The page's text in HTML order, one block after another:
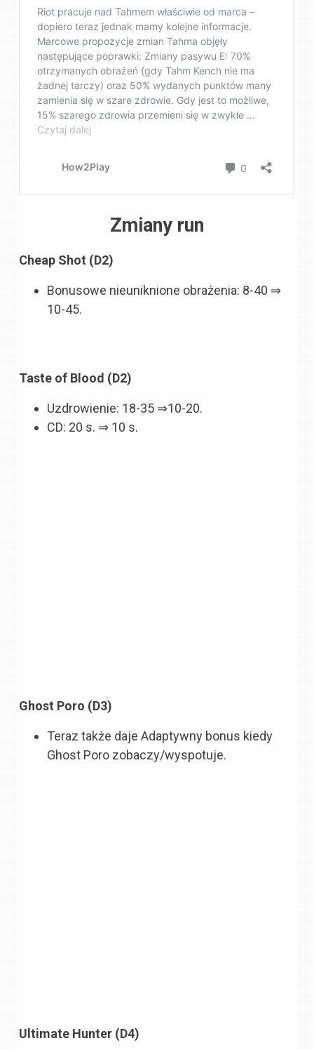
Zmiany run
Cheap Shot (D2)
Bonusowe nieuniknione obrażenia: 8-40 ⇒
10-45.
Taste of Blood (D2)
Uzdrowienie: 18-35 ⇒10-20.
CD: 20 s. ⇒ 10 s.
Ghost Poro (D3)
Teraz także daje Adaptywny bonus kiedy
Ghost Poro zobaczy/wyspotuje.
Ultimate Hunter (D4)